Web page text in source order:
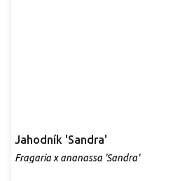
Jahodník 'Sandra'
Fragaria x ananassa 'Sandra'